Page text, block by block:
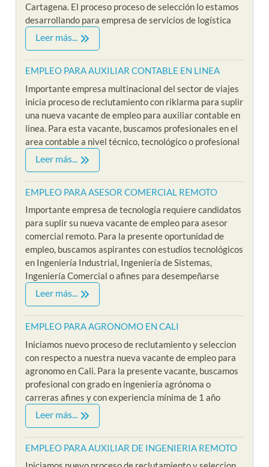
Cartagena. El proceso proceso de selección lo estamos
desarrollando para empresa de servicios de logística
Leer más...
EMPLEO PARA AUXILIAR CONTABLE EN LINEA
Importante empresa multinacional del sector de viajes
inicia proceso de reclutamiento con riklarma para suplir
una nueva vacante de empleo para auxiliar contable en
linea. Para esta vacante, buscamos profesionales en el
area contable a nivel técnico, tecnológico o profesional
Leer más...
EMPLEO PARA ASESOR COMERCIAL REMOTO
Importante empresa de tecnologia requiere candidatos
para suplir su nueva vacante de empleo para asesor
comercial remoto. Para la presente oportunidad de
empleo, buscamos aspirantes con estudios tecnológicos
en Ingeniería Industrial, Ingeniería de Sistemas,
Ingeniería Comercial o afines para desempeñarse
Leer más...
EMPLEO PARA AGRONOMO EN CALI
Iniciamos nuevo proceso de reclutamiento y seleccion
con respecto a nuestra nueva vacante de empleo para
agronomo en Cali. Para la presente vacante, buscamos
profesional con grado en ingeniería agrónoma o
carreras afines y con experiencia mínima de 1 año
Leer más...
EMPLEO PARA AUXILIAR DE INGENIERIA REMOTO